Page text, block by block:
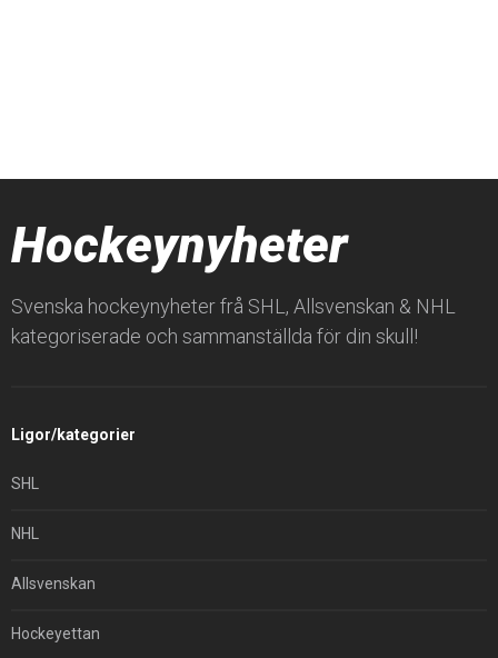
Hockeynyheter
Svenska hockeynyheter frå SHL, Allsvenskan & NHL
kategoriserade och sammanställda för din skull!
Ligor/kategorier
SHL
NHL
Allsvenskan
Hockeyettan